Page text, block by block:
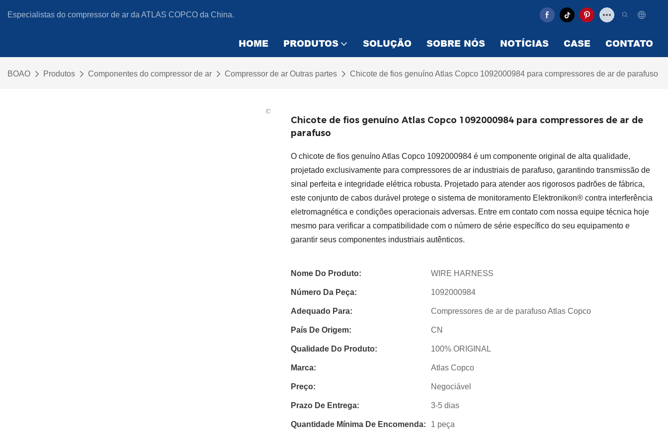
Especialistas do compressor de ar da ATLAS COPCO da China.
HOME PRODUTOS SOLUÇÃO SOBRE NÓS NOTÍCIAS CASE CONTATO
BOAO Produtos Componentes do compressor de ar Compressor de ar Outras partes Chicote de fios genuíno Atlas Copco 1092000984 para compressores de ar de parafuso
Chicote de fios genuíno Atlas Copco 1092000984 para compressores de ar de
parafuso
O chicote de fios genuíno Atlas Copco 1092000984 é um componente original de alta qualidade,
projetado exclusivamente para compressores de ar industriais de parafuso, garantindo transmissão de
sinal perfeita e integridade elétrica robusta. Projetado para atender aos rigorosos padrões de fábrica,
este conjunto de cabos durável protege o sistema de monitoramento Elektronikon® contra interferência
eletromagnética e condições operacionais adversas. Entre em contato com nossa equipe técnica hoje
mesmo para verificar a compatibilidade com o número de série específico do seu equipamento e
garantir seus componentes industriais autênticos.
Nome Do Produto: WIRE HARNESS
Número Da Peça: 1092000984
Adequado Para: Compressores de ar de parafuso Atlas Copco
País De Origem: CN
Qualidade Do Produto: 100% ORIGINAL
Marca: Atlas Copco
Preço: Negociável
Prazo De Entrega: 3-5 dias
Quantidade Mínima De Encomenda: 1 peça